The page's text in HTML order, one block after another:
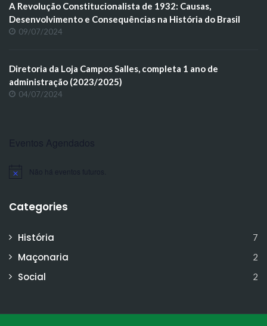
A Revolução Constitucionalista de 1932: Causas,
Desenvolvimento e Consequências na História do Brasil
09/07/2024
Diretoria da Loja Campos Salles, completa 1 ano de
administração (2023/2025)
04/07/2024
Eventos Agendados
Notice Não há eventos futuros.
Categories
História 7
Maçonaria 2
Social 2